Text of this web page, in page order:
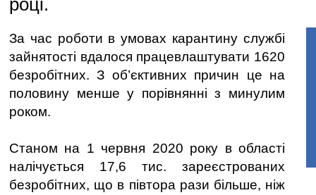
році.
За час роботи в умовах карантину службі
зайнятості вдалося працевлаштувати 1620
безробітних. З об’єктивних причин це на
половину менше у порівнянні з минулим
роком.
Станом на 1 червня 2020 року в області
налічується 17,6 тис. зареєстрованих
безробітних, що в півтора рази більше, ніж